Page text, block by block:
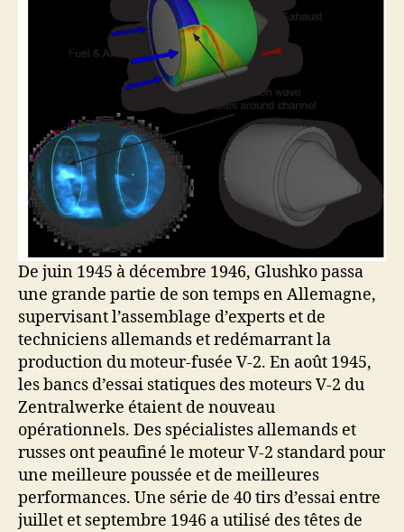
De juin 1945 à décembre 1946, Glushko passa
une grande partie de son temps en Allemagne,
supervisant l’assemblage d’experts et de
techniciens allemands et redémarrant la
production du moteur-fusée V-2. En août 1945,
les bancs d’essai statiques des moteurs V-2 du
Zentralwerke étaient de nouveau
opérationnels. Des spécialistes allemands et
russes ont peaufiné le moteur V-2 standard pour
une meilleure poussée et de meilleures
performances. Une série de 40 tirs d’essai entre
juillet et septembre 1946 a utilisé des têtes de